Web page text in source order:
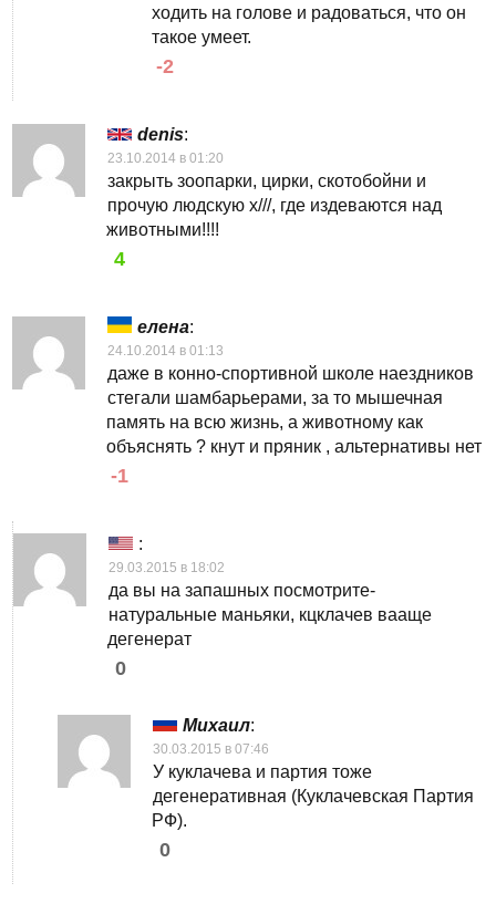
ходить на голове и радоваться, что он
такое умеет.
-2
denis:
23.10.2014 в 01:20
закрыть зоопарки, цирки, скотобойни и
прочую людскую х///, где издеваются над
животными!!!!
4
елена:
24.10.2014 в 01:13
даже в конно-спортивной школе наездников
стегали шамбарьерами, за то мышечная
память на всю жизнь, а животному как
объяснять ? кнут и пряник , альтернативы нет
-1
:
29.03.2015 в 18:02
да вы на запашных посмотрите-
натуральные маньяки, кцклачев вааще
дегенерат
0
Михаил:
30.03.2015 в 07:46
У куклачева и партия тоже
дегенеративная (Куклачевская Партия
РФ).
0